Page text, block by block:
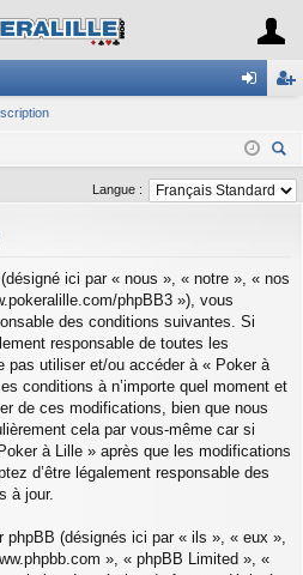
ne
xi
cri
pti
her
Langue :
ici par « nous », « notre », « nos
phpBB3 »), vous
des conditions suivantes. Si
responsable de toutes les
pas utiliser et/ou accéder à « Poker à
conditions à n’importe quel moment et
de ces modifications, bien que nous
cela par vous-même car si
à Lille » après que les modifications
d’être légalement responsable des
à jour.
(désignés ici par « ils », « eux »,
», « phpBB Limited », «